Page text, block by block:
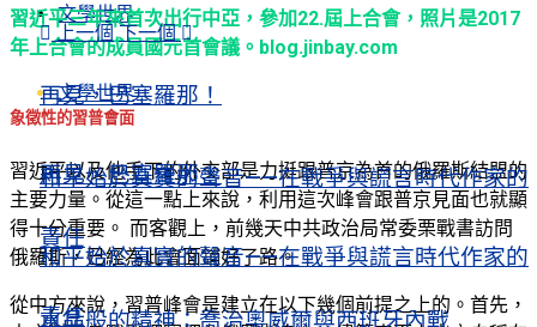
文學世界
再見，巴塞羅那！
和平始於真實的聲音——在戰爭與謊言時代作家的
責任
水晶般的精神：喬治奧威爾與西班牙內戰
上一個 下一個
文學世界
再見，巴塞羅那！
和平始於真實的聲音——在戰爭與謊言時代作家的
責任
習近平三年來首次出行中亞，參加22.屆上合會，照片是2017
年上合會的成員國元首會議。blog.jinbay.com
象徵性的習普會面
習近平以及他手下的外交部是力挺跟普京為首的俄羅斯結盟的
主要力量。從這一點上來說，利用這次峰會跟普京見面也就顯
得十分重要。 而客觀上，前幾天中共政治局常委栗戰書訪問
俄羅斯，已經為此會面鋪好了路。
從中方來說，習普峰會是建立在以下幾個前提之上的。首先，